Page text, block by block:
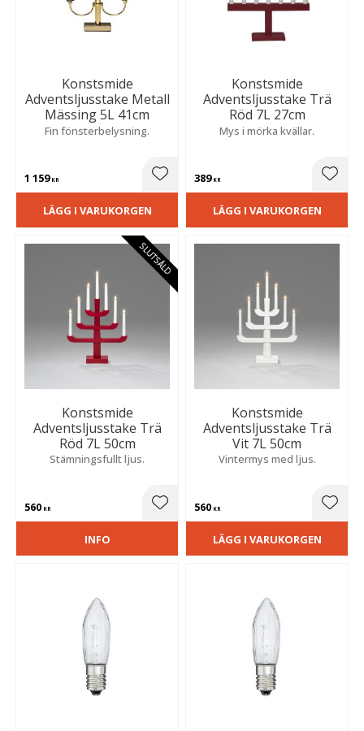
Konstsmide
Adventsljusstake Metall
Mässing 5L 41cm
Fin fönsterbelysning.
1 159KR Lägg till i favoriter
LÄGG I VARUKORGEN
Konstsmide
Adventsljusstake Trä
Röd 7L 27cm
Mys i mörka kvällar.
389KR
LÄGG I VARUKORGEN
Konstsmide
Adventsljusstake Trä
Röd 7L 50cm
Stämningsfullt ljus.
560 KR
SLUTSÅLD
Lägg till i favoriter
INFO
Konstsmide
Adventsljusstake Trä
Vit 7L 50cm
Vintermys med ljus.
560 KR
LÄGG I VARUKORGEN